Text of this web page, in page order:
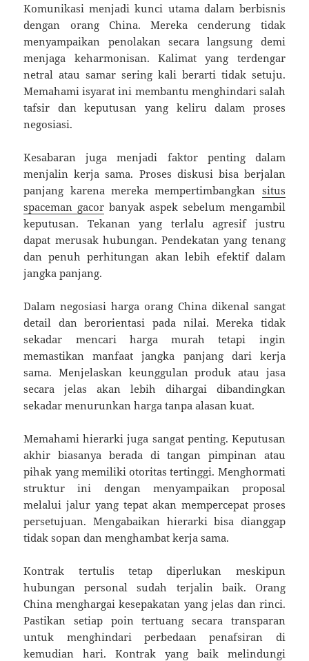
Komunikasi menjadi kunci utama dalam berbisnis
dengan orang China. Mereka cenderung tidak
menyampaikan penolakan secara langsung demi
menjaga keharmonisan. Kalimat yang terdengar
netral atau samar sering kali berarti tidak setuju.
Memahami isyarat ini membantu menghindari salah
tafsir dan keputusan yang keliru dalam proses
negosiasi.
Kesabaran juga menjadi faktor penting dalam
menjalin kerja sama. Proses diskusi bisa berjalan
panjang karena mereka mempertimbangkan situs
spaceman gacor banyak aspek sebelum mengambil
keputusan. Tekanan yang terlalu agresif justru
dapat merusak hubungan. Pendekatan yang tenang
dan penuh perhitungan akan lebih efektif dalam
jangka panjang.
Dalam negosiasi harga orang China dikenal sangat
detail dan berorientasi pada nilai. Mereka tidak
sekadar mencari harga murah tetapi ingin
memastikan manfaat jangka panjang dari kerja
sama. Menjelaskan keunggulan produk atau jasa
secara jelas akan lebih dihargai dibandingkan
sekadar menurunkan harga tanpa alasan kuat.
Memahami hierarki juga sangat penting. Keputusan
akhir biasanya berada di tangan pimpinan atau
pihak yang memiliki otoritas tertinggi. Menghormati
struktur ini dengan menyampaikan proposal
melalui jalur yang tepat akan mempercepat proses
persetujuan. Mengabaikan hierarki bisa dianggap
tidak sopan dan menghambat kerja sama.
Kontrak tertulis tetap diperlukan meskipun
hubungan personal sudah terjalin baik. Orang
China menghargai kesepakatan yang jelas dan rinci.
Pastikan setiap poin tertuang secara transparan
untuk menghindari perbedaan penafsiran di
kemudian hari. Kontrak yang baik melindungi